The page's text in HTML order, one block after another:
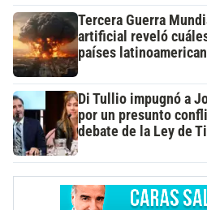
Tercera Guerra
artificial reveló
países
Di Tullio impugnó a
por un presunto
debate de la Ley de